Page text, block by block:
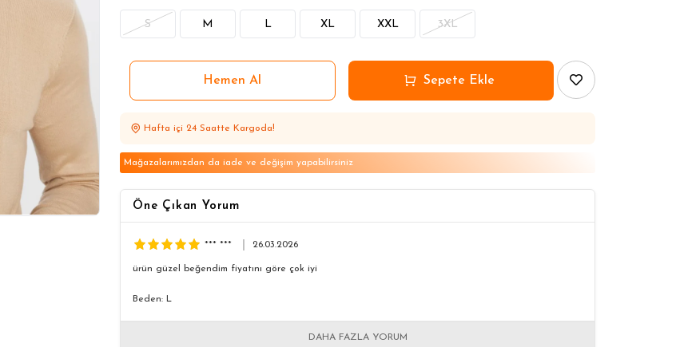
S M L XL XXL 3XL
Hafta içi 24 Saatte Kargoda!
Mağazalarımızdan da iade ve değişim yapabilirsiniz
Öne Çıkan Yorum
*** *** 26.03.2026
ürün güzel beğendim fiyatını göre çok iyi
Beden: L
DAHA FAZLA YORUM